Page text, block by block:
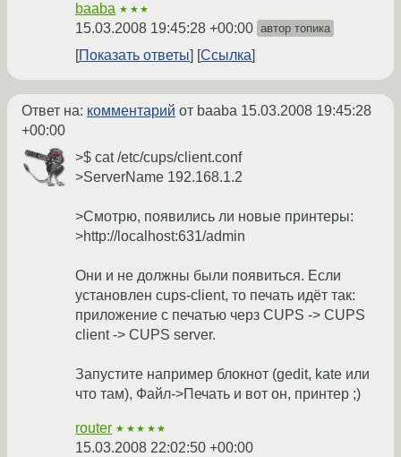
baaba ★★★
15.03.2008 19:45:28 +00:00 автор топика
Показать ответы Ссылка
Ответ на: комментарий от baaba 15.03.2008 19:45:28
+00:00
>$ cat /etc/cups/client.conf
>ServerName 192.168.1.2
>Смотрю, появились ли новые принтеры:
>http://localhost:631/admin
Они и не должны были появиться. Если
установлен cups-client, то печать идёт так:
приложение с печатью черз CUPS -> CUPS
client -> CUPS server.
Запустите например блокнот (gedit, kate или
что там), Файл->Печать и вот он, принтер ;)
router ★★★★★
15.03.2008 22:02:50 +00:00